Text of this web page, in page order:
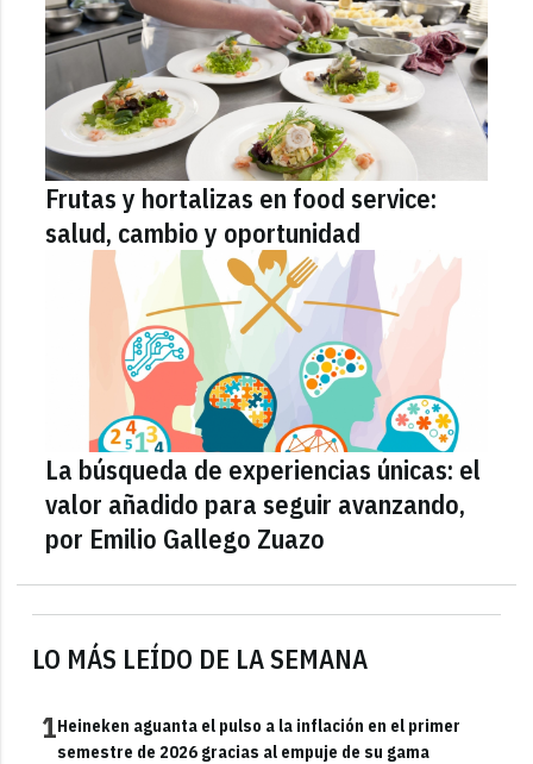
LO MÁS LEÍDO DE LA SEMANA
1Heineken aguanta el pulso a la inflación en el primer
semestre de 2026 gracias al empuje de su gama
Frutas y hortalizas en food service:
salud, cambio y oportunidad
La búsqueda de experiencias únicas: el
valor añadido para seguir avanzando,
por Emilio Gallego Zuazo